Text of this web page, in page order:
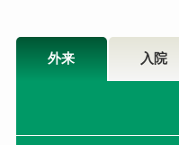
外来 入院